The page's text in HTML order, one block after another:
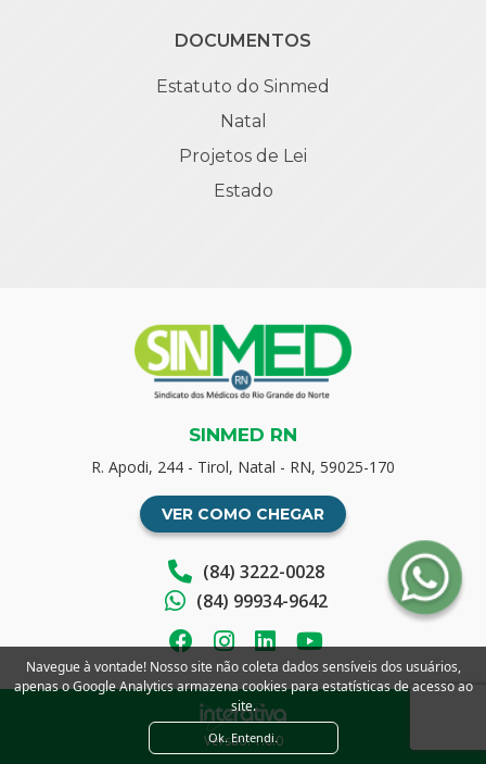
DOCUMENTOS
Estatuto do Sinmed
Natal
Projetos de Lei
Estado
SINMED RN
R. Apodi, 244 - Tirol, Natal - RN, 59025-170
VER COMO CHEGAR
(84) 3222-0028
(84) 99934-9642
Versão: 1.0.0
Navegue à vontade! Nosso site não coleta dados sensíveis dos usuários,
apenas o Google Analytics armazena cookies para estatísticas de acesso ao
site.
Ok. Entendi.